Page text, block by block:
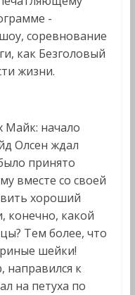
-
соревнование
как Безголовый
жизни.
Майк: начало
Олсен ждал
принято
вместе со своей
хороший
конечно, какой
Тем более, что
шейки!
направился к
на петуха по